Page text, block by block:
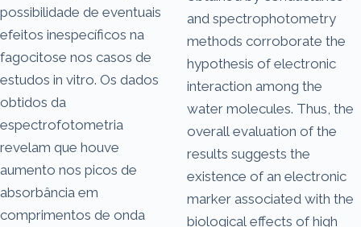
possibilidade de eventuais
efeitos inespecíficos na
fagocitose nos casos de
estudos in vitro. Os dados
obtidos da
espectrofotometria
revelam que houve
aumento nos picos de
absorbância em
comprimentos de onda
and spectrophotometry
methods corroborate the
hypothesis of electronic
interaction among the
water molecules. Thus, the
overall evaluation of the
results suggests the
existence of an electronic
marker associated with the
biological effects of high